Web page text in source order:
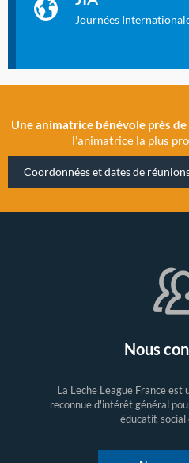
Journées
2019 la 11e Journée
évènement exceptionnel
Une animatrice bénévole près de
l’animatrice la plus
Coordonnées et dates de
Nous
La Leche League France est
reconnue d'intérêt général
éducatif,